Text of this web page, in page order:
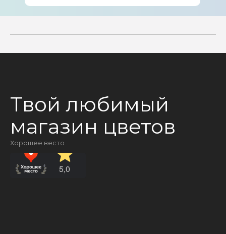
Твой любимый
магазин цветов
Хорошее весто